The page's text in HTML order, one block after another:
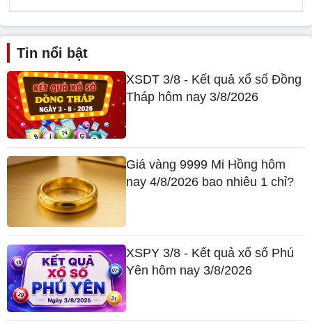
Tin nổi bật
XSDT 3/8 - Kết quả xổ số Đồng
Tháp hôm nay 3/8/2026
Giá vàng 9999 Mi Hồng hôm
nay 4/8/2026 bao nhiêu 1 chỉ?
XSPY 3/8 - Kết quả xổ số Phú
Yên hôm nay 3/8/2026